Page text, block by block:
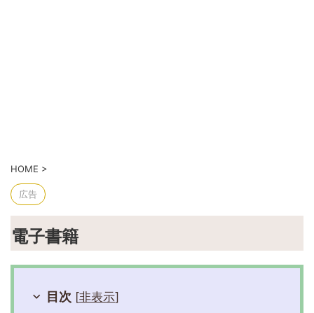
HOME >
広告
電子書籍
目次 [非表示]